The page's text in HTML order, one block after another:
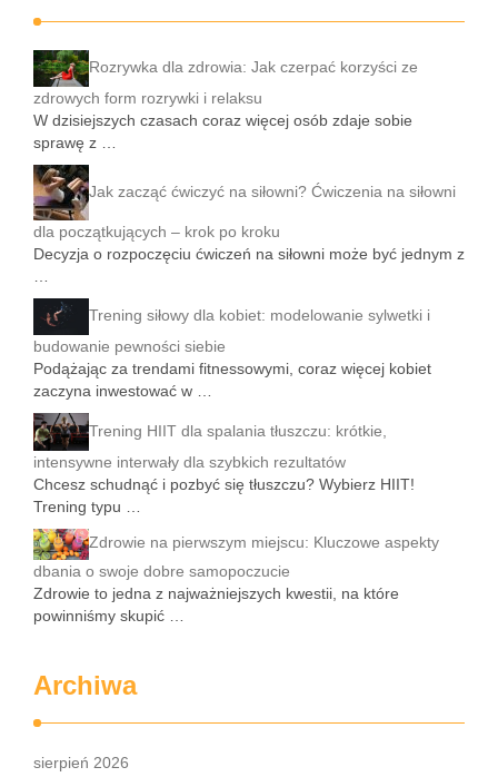
Rozrywka dla zdrowia: Jak czerpać korzyści ze
zdrowych form rozrywki i relaksu
W dzisiejszych czasach coraz więcej osób zdaje sobie
sprawę z …
Jak zacząć ćwiczyć na siłowni? Ćwiczenia na siłowni
dla początkujących – krok po kroku
Decyzja o rozpoczęciu ćwiczeń na siłowni może być jednym z
Trening siłowy dla kobiet: modelowanie sylwetki i
budowanie pewności siebie
Podążając za trendami fitnessowymi, coraz więcej kobiet
zaczyna inwestować w …
Trening HIIT dla spalania tłuszczu: krótkie,
intensywne interwały dla szybkich rezultatów
Chcesz schudnąć i pozbyć się tłuszczu? Wybierz HIIT!
Trening typu …
Zdrowie na pierwszym miejscu: Kluczowe aspekty
dbania o swoje dobre samopoczucie
Zdrowie to jedna z najważniejszych kwestii, na które
powinniśmy skupić …
Archiwa
sierpień 2026